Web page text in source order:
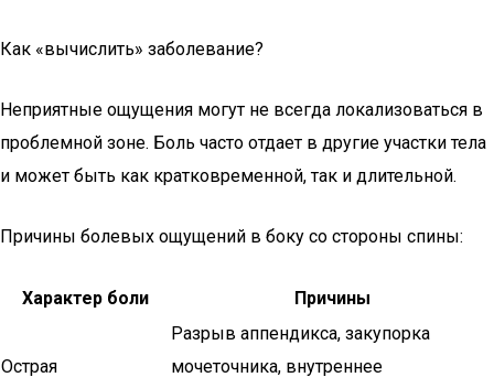
Как «вычислить» заболевание?
Неприятные ощущения могут не всегда локализоваться в
проблемной зоне. Боль часто отдает в другие участки тела
и может быть как кратковременной, так и длительной.
Причины болевых ощущений в боку со стороны спины:
Характер боли Причины
Острая
Разрыв аппендикса, закупорка
мочеточника, внутреннее